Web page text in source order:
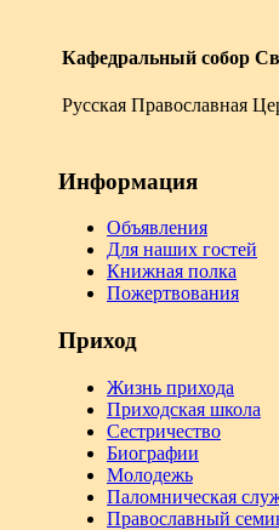
Кафедральный собор
Русская Православная
Информация
Объявления
Для наших гостей
Книжная полка
Пожертвования
Приход
Жизнь прихода
Приходская школа
Сестричество
Биографии
Молодежь
Паломническая
Православный